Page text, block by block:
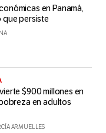
en Panamá,
que persiste
$900 millones en
en adultos
ARMUELLES